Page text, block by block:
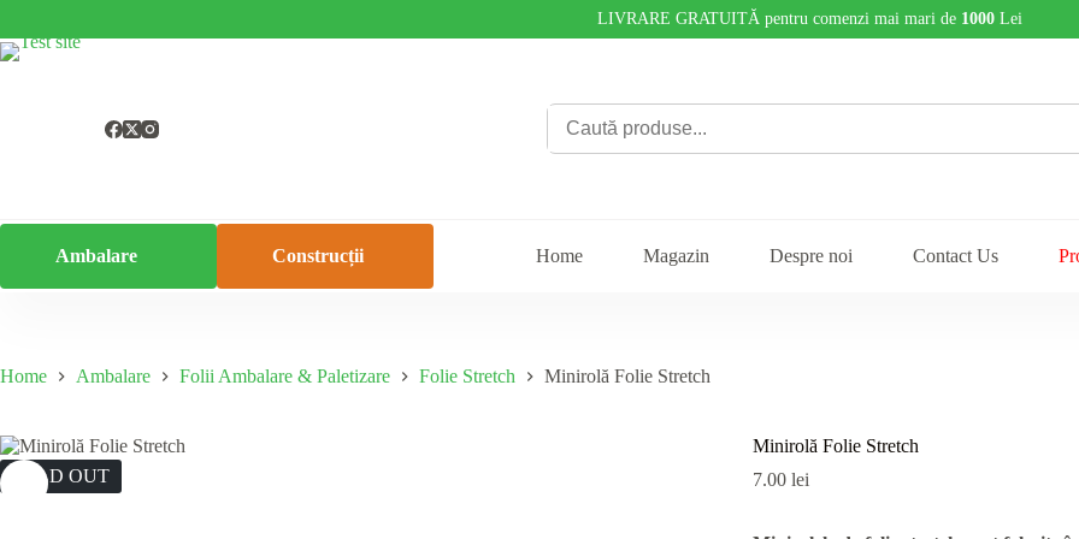
LIVRARE GRATUITĂ pentru comenzi mai mari de 1000Lei
Skip
Ambalare Construcții Home Magazin Despre noi Contact Us
Home Ambalare Folii Ambalare & Paletizare Folie Stretch Minirolă Folie Stretch
SOLD OUT
Minirolă Folie Stretch
7.00 lei